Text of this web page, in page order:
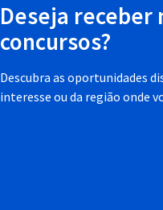
Deseja receber
concursos?
Descubra as oportunidades
interesse ou da região onde